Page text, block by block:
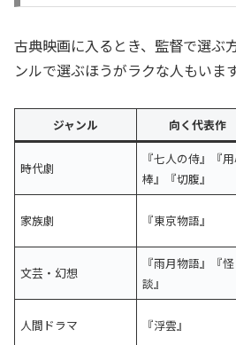
古典映画に入るとき、監督で選ぶ
ンルで選ぶほうがラクな人もいます
ジャンル 向く代表作
時代劇
『七人の侍』『
棒』『切腹』
家族劇 『東京物語』
文芸・幻想
『雨月物語』『怪
談』
人間ドラマ 『浮雲』